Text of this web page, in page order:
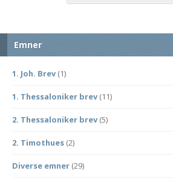
Emner
1. Joh. Brev (1)
1. Thessaloniker brev (11)
2. Thessaloniker brev (5)
2. Timothues (2)
Diverse emner (29)